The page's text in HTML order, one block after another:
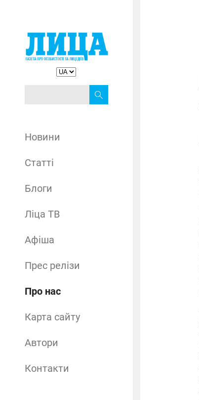
Новини
Статті
Блоги
Ліца ТВ
Афіша
Прес релізи
Про нас
Карта сайту
Автори
Контакти